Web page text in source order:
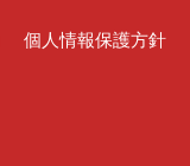
個人情報保護方針